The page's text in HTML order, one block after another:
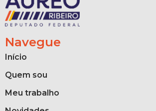
Navegue
Início
Quem sou
Meu trabalho